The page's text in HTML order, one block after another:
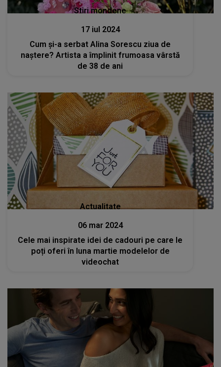
Stiri mondene
17 iul 2024
Cum și-a serbat Alina Sorescu ziua de
naștere? Artista a împlinit frumoasa vârstă
de 38 de ani
Actualitate
06 mar 2024
Cele mai inspirate idei de cadouri pe care le
poți oferi în luna martie modelelor de
videochat